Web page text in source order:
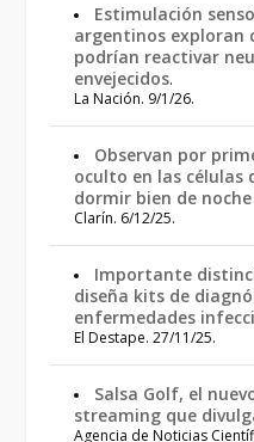
Estimulación
argentinos exploran
podrían reactivar
envejecidos.
La Nación. 9/1/26.
Observan por
oculto en las células
dormir bien de noche
Clarín. 6/12/25.
Importante
diseña kits de
enfermedades
El Destape. 27/11/25.
Salsa Golf, el
streaming que
Agencia de Noticias